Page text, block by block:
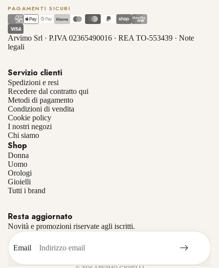
PAGAMENTI SICURI
Arvimo Srl · P.IVA 02365490016 · REA TO-553439 · Note
legali
Servizio clienti
Spedizioni e resi
Recedere dal contratto qui
Metodi di pagamento
Condizioni di vendita
Cookie policy
I nostri negozi
Chi siamo
Shop
Donna
Uomo
Orologi
Gioielli
Tutti i brand
Resta aggiornato
Novità e promozioni riservate agli iscritti.
Email
Informativa sulla privacy
Termini e condizioni del servizio
Recapiti
Informativa sulle spedizioni